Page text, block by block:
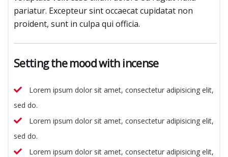
pariatur. Excepteur sint occaecat cupidatat non
proident, sunt in culpa qui officia.
Setting the mood with incense
Lorem ipsum dolor sit amet, consectetur adipisicing elit,
sed do.
Lorem ipsum dolor sit amet, consectetur adipisicing elit,
sed do.
Lorem ipsum dolor sit amet, consectetur adipisicing elit,